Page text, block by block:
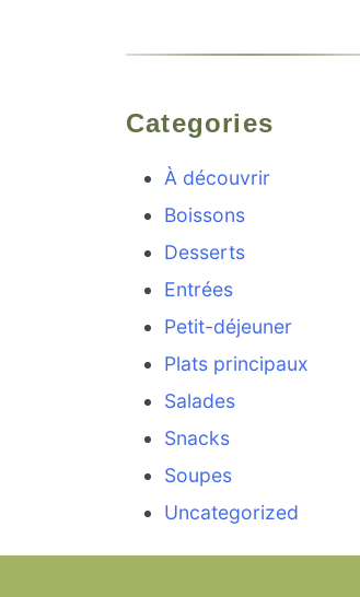
Categories
À découvrir
Boissons
Desserts
Entrées
Petit-déjeuner
Plats principaux
Salades
Snacks
Soupes
Uncategorized